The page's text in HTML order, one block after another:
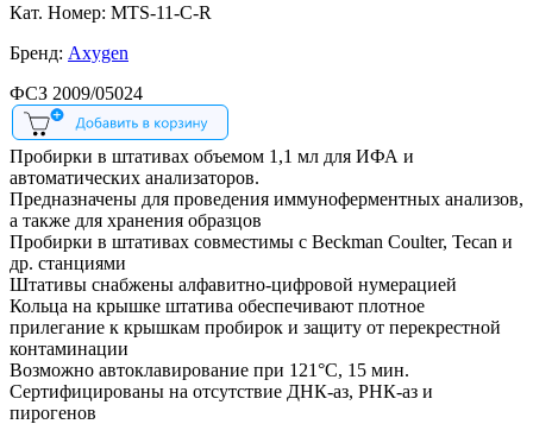
Кат. Номер: MTS-11-C-R
Бренд: Axygen
ФСЗ 2009/05024
Пробирки в штативах объемом 1,1 мл для ИФА и
автоматических анализаторов.
Предназначены для проведения иммуноферментных анализов,
а также для хранения образцов
Пробирки в штативах совместимы с Beckman Coulter, Tecan и
др. станциями
Штативы снабжены алфавитно-цифровой нумерацией
Кольца на крышке штатива обеспечивают плотное
прилегание к крышкам пробирок и защиту от перекрестной
контаминации
Возможно автоклавирование при 121°С, 15 мин.
Сертифицированы на отсутствие ДНК-аз, РНК-аз и
пирогенов